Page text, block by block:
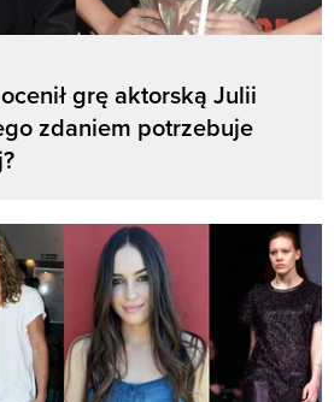
grę aktorską Julii
zdaniem potrzebuje